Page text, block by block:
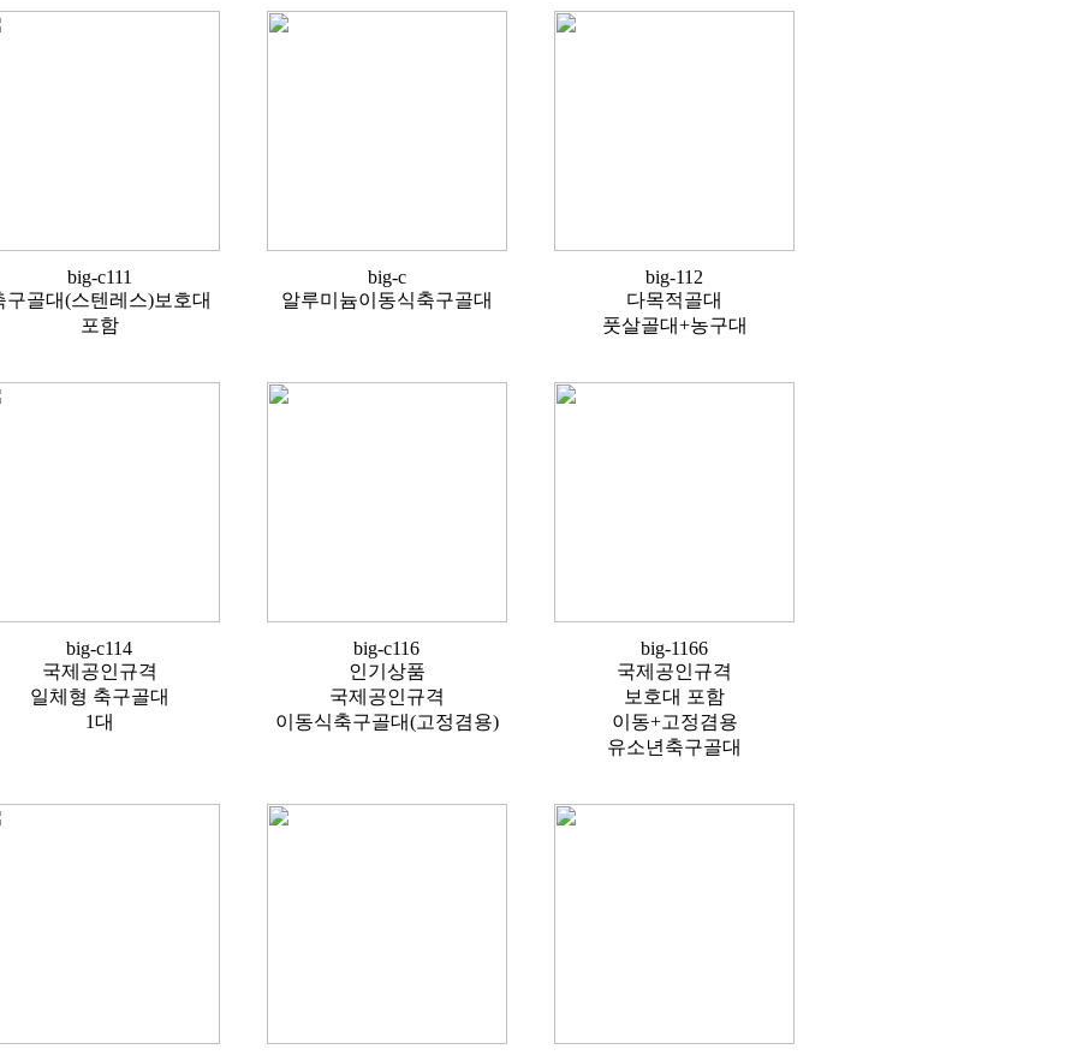
big-c111
구골대(스텐레스)보호대
포함
big-c
알루미늄이동식축구골대
big-112
다목적골대
풋살골대+농구대
big-c114
국제공인규격
일체형 축구골대
1대
big-c116
인기상품
국제공인규격
이동식축구골대(고정겸용)
big-1166
국제공인규격
보호대 포함
이동+고정겸용
유소년축구골대